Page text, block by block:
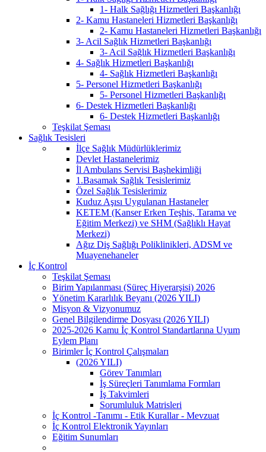
1- Halk Sağlığı Hizmetleri Başkanlığı
2- Kamu Hastaneleri Hizmetleri Başkanlığı
2- Kamu Hastaneleri Hizmetleri Başkanlığı
3- Acil Sağlık Hizmetleri Başkanlığı
3- Acil Sağlık Hizmetleri Başkanlığı
4- Sağlık Hizmetleri Başkanlığı
4- Sağlık Hizmetleri Başkanlığı
5- Personel Hizmetleri Başkanlığı
5- Personel Hizmetleri Başkanlığı
6- Destek Hizmetleri Başkanlığı
6- Destek Hizmetleri Başkanlığı
Teşkilat Şeması
Sağlık Tesisleri
İlçe Sağlık Müdürlüklerimiz
Devlet Hastanelerimiz
İl Ambulans Servisi Başhekimliği
1.Basamak Sağlık Tesislerimiz
Özel Sağlık Tesislerimiz
Kuduz Aşısı Uygulanan Hastaneler
KETEM (Kanser Erken Teşhis, Tarama ve
Eğitim Merkezi) ve SHM (Sağlıklı Hayat
Merkezi)
Ağız Diş Sağlığı Poliklinikleri, ADSM ve
Muayenehaneler
İç Kontrol
Teşkilat Şeması
Birim Yapılanması (Süreç Hiyerarşisi) 2026
Yönetim Kararlılık Beyanı (2026 YILI)
Misyon & Vizyonumuz
Genel Bilgilendirme Dosyası (2026 YILI)
2025-2026 Kamu İç Kontrol Standartlarına Uyum
Eylem Planı
Birimler İç Kontrol Çalışmaları
(2026 YILI)
Görev Tanımları
İş Süreçleri Tanımlama Formları
İş Takvimleri
Sorumluluk Matrisleri
İç Kontrol -Tanımı - Etik Kurallar - Mevzuat
İç Kontrol Elektronik Yayınları
Eğitim Sunumları